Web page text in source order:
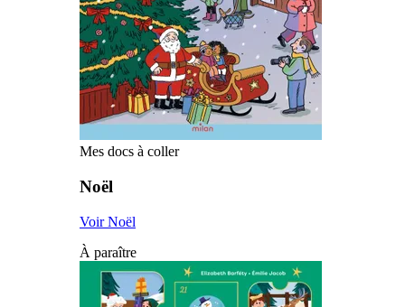
Mes docs à coller
Noël
Voir Noël
À paraître